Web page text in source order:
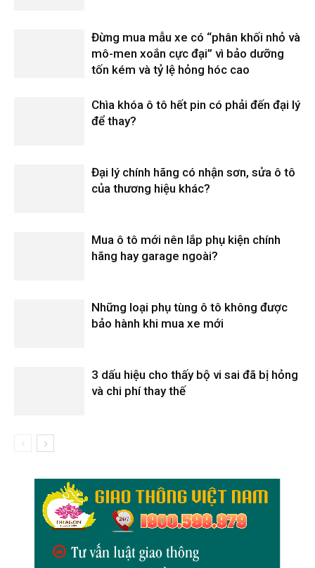
Đừng mua mẫu xe có “phân khối nhỏ và
mô-men xoắn cực đại” vì bảo dưỡng
tốn kém và tỷ lệ hỏng hóc cao
Chìa khóa ô tô hết pin có phải đến đại lý
để thay?
Đại lý chính hãng có nhận sơn, sửa ô tô
của thương hiệu khác?
Mua ô tô mới nên lắp phụ kiện chính
hãng hay garage ngoài?
Những loại phụ tùng ô tô không được
bảo hành khi mua xe mới
3 dấu hiệu cho thấy bộ vi sai đã bị hỏng
và chi phí thay thế